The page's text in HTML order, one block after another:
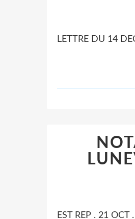
LETTRE DU 14
EST REP . 21